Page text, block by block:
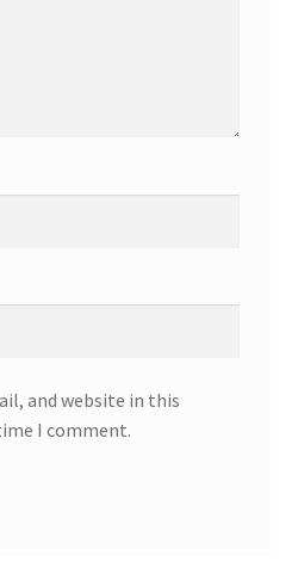
and website in this
I comment.